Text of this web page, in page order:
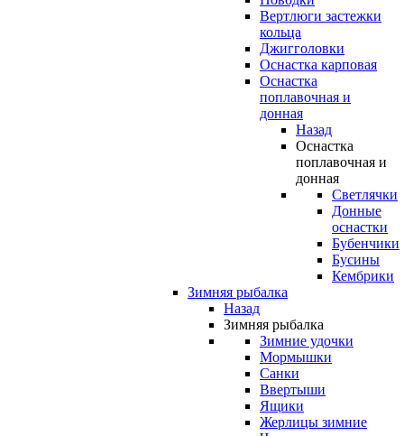
Вертлюги застежки
кольца
Джигголовки
Оснастка карповая
Оснастка
поплавочная и
донная
Назад
Оснастка
поплавочная и
донная
Светлячки
Донные
оснастки
Бубенчики
Бусины
Кембрики
Зимняя рыбалка
Назад
Зимняя рыбалка
Зимние удочки
Мормышки
Санки
Ввертыши
Ящики
Жерлицы зимние